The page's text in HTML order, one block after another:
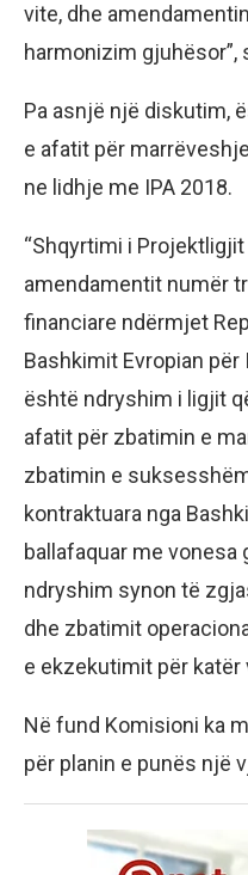
vite, dhe
harmonizim gjuhësor”,
Pa asnjë një diskutim,
e afatit për
ne lidhje me IPA 2018.
“Shqyrtimi i
amendamentit numër
financiare ndërmjet
Bashkimit Evropian për
është ndryshim i ligjit
afatit për zbatimin e
zbatimin e
kontraktuara nga
ballafaquar me
ndryshim synon të
dhe zbatimit
e ekzekutimit për katër
Në fund Komisioni ka
për planin e punës një